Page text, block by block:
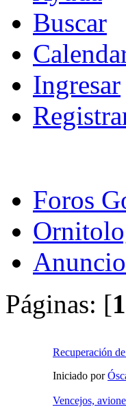
Buscar
Ingresar
Foros
Páginas: [1
Recuperación
Iniciado por
Vencejos,